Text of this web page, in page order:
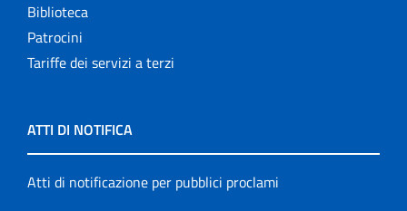
Biblioteca
Patrocini
Tariffe dei servizi a terzi
ATTI DI NOTIFICA
Atti di notificazione per pubblici proclami